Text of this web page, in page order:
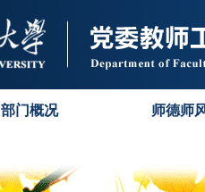
部门概况 师德师